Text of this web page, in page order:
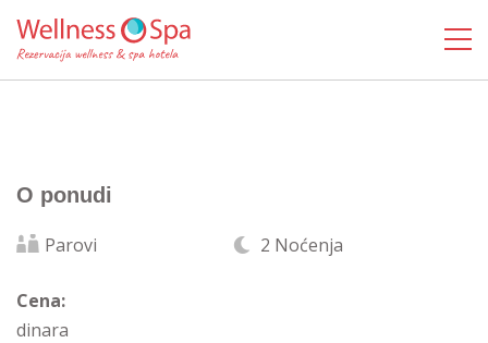
O ponudi
Parovi 2 Noćenja
Cena:
dinara